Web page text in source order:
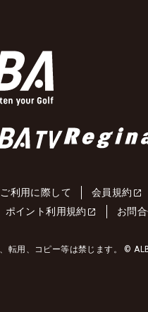
ご利用に際して 会員規約
ポイント利用規約 お問
転用、コピー等は禁じます。 ©